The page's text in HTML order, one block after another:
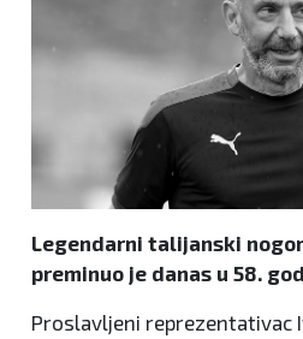
Legendarni talijanski
preminuo je danas u 58.
Proslavljeni reprezentativac